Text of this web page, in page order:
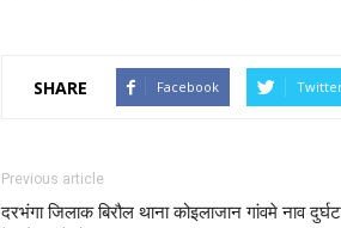
SHARE Facebook
Previous article
दरभंगा जिलाक बिरौल थाना कोइलाजान गांवमे नाव